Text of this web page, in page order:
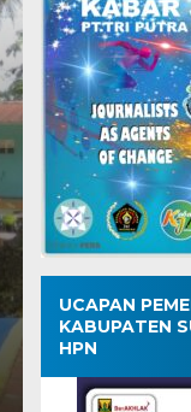
kolam dan
UCAPAN
KABUPATEN
HPN